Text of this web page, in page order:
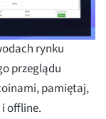
rynku
przeglądu
pamiętaj,
offline.